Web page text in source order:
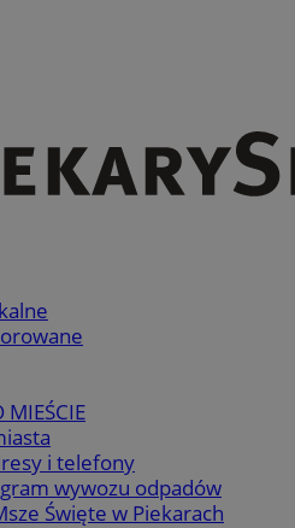
MIEŚCIE
i telefony
wywozu odpadów
Święte w Piekarach